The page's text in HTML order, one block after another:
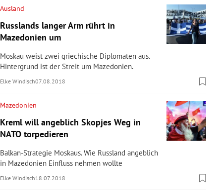
Ausland
Russlands langer Arm rührt in
Mazedonien um
Moskau weist zwei griechische Diplomaten aus.
Hintergrund ist der Streit um Mazedonien.
Elke Windisch07.08.2018
Mazedonien
Kreml will angeblich Skopjes Weg in
NATO torpedieren
Balkan-Strategie Moskaus. Wie Russland angeblich
in Mazedonien Einfluss nehmen wollte
Elke Windisch18.07.2018